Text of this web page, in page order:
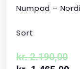
Numpad –
Sort
kr.2.190,00